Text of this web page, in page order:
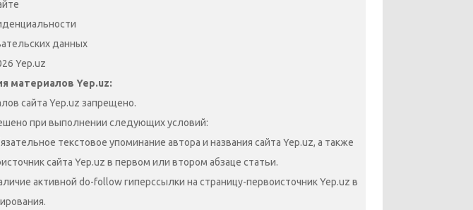
данных
Yep.uz
материалов Yep.uz:
сайта Yep.uz запрещено.
при выполнении следующих условий:
текстовое упоминание автора и названия сайта Yep.uz, а также
сайта Yep.uz в первом или втором абзаце статьи.
активной do-follow гиперссылки на страницу-первоисточник Yep.uz в